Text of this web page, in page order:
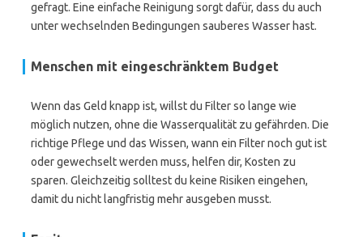
gefragt. Eine einfache Reinigung sorgt dafür, dass du auch
unter wechselnden Bedingungen sauberes Wasser hast.
Menschen mit eingeschränktem Budget
Wenn das Geld knapp ist, willst du Filter so lange wie
möglich nutzen, ohne die Wasserqualität zu gefährden. Die
richtige Pflege und das Wissen, wann ein Filter noch gut ist
oder gewechselt werden muss, helfen dir, Kosten zu
sparen. Gleichzeitig solltest du keine Risiken eingehen,
damit du nicht langfristig mehr ausgeben musst.